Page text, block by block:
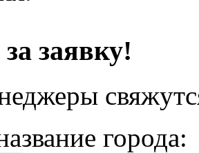
заявку!
города: